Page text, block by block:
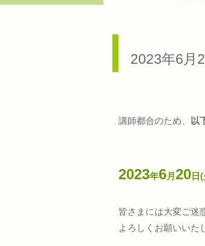
2023年6月
講師都合のため、 以
2023年6月 20 日
皆さまには大変ご迷
よろしくお願いいた